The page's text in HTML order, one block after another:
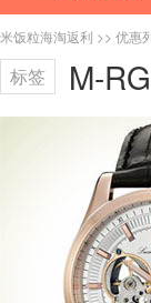
米饭粒海淘返利 >> 优惠
标签 M-